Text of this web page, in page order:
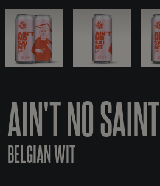
AIN'T NO SAINT
BELGIAN WIT